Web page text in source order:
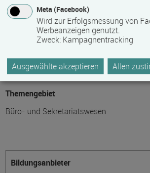
Bitte kontaktieren Sie den
detaillierte Preisinformationen zu erhalten
Hinweis des Datenbankbetreibers: Bitte
Anbieter eventuell auftretende
Themengebiet
Büro- und Sekretariatswesen
Bildungsanbieter
Meta (Facebook)
Wird zur Erfolgsmessung von
Werbeanzeigen genutzt.
Zweck: Kampagnentracking
Ausgewählte akzeptieren Allen